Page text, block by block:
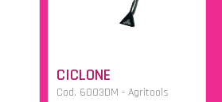
CICLONE
Cod. 6003DM - Agritools